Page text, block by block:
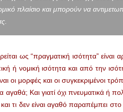
πλαίσιο και μπορούν να
ως “πραγματική ισότητα”
ή νομική ισότητα και από την
οι μορφές και οι συγκεκριμένοι
αγαθά; Και γιατί όχι πνευματικά ή
και τι δεν είναι αγαθό παραπέμπει